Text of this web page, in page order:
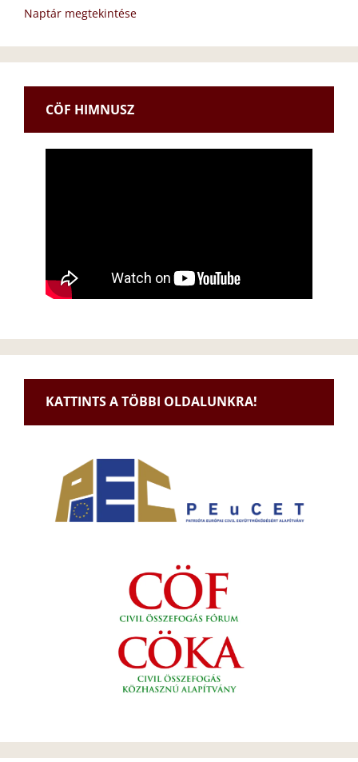
Naptár megtekintése
CÖF HIMNUSZ
KATTINTS A TÖBBI OLDALUNKRA!